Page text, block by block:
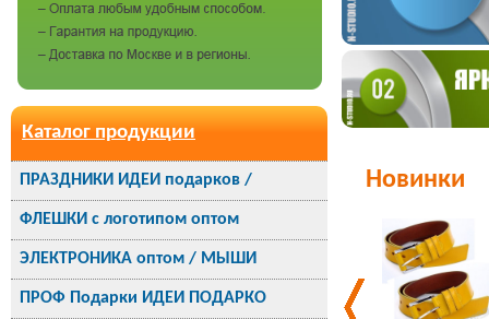
Каталог продукции
ПРАЗДНИКИ ИДЕИ подарков /
ФЛЕШКИ с логотипом оптом
ЭЛЕКТРОНИКА оптом / МЫШИ
ПРОФ Подарки ИДЕИ ПОДАРКО
Новинки